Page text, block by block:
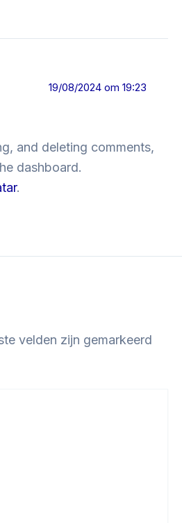
19/08/2024 om 19:23
and deleting comments,
dashboard.
.
velden zijn gemarkeerd